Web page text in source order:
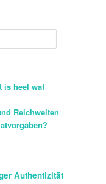
is heel wat
Reichweiten
Authentizität